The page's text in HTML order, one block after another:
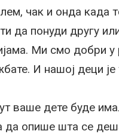
чак и онда када
да понуди другу
Ми смо добри
И нашој деци је
ваше дете буде
да опише шта се